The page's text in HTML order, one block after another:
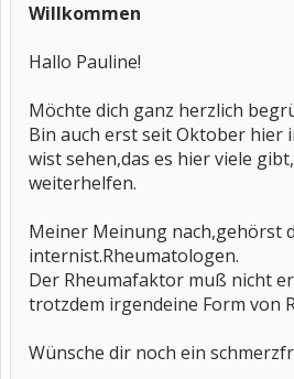
Willkommen
Hallo Pauline!
Möchte dich ganz herzlich
Bin auch erst seit Oktober hier
wist sehen,das es hier viele
weiterhelfen.
Meiner Meinung nach,gehörst
internist.Rheumatologen.
Der Rheumafaktor muß nicht
trotzdem irgendeine Form von
Wünsche dir noch ein